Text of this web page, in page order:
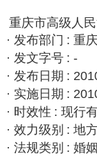
重庆市高级人
· 发布部门 : 重
· 发文字号 : -
· 发布日期 :
· 实施日期 :
· 时效性 : 现行
· 效力级别 : 地
· 法规类别 : 婚